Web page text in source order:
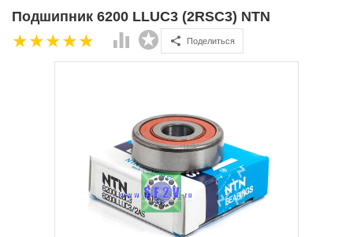
Подшипник 6200 LLUC3 (2RSC3) NTN
Поделиться